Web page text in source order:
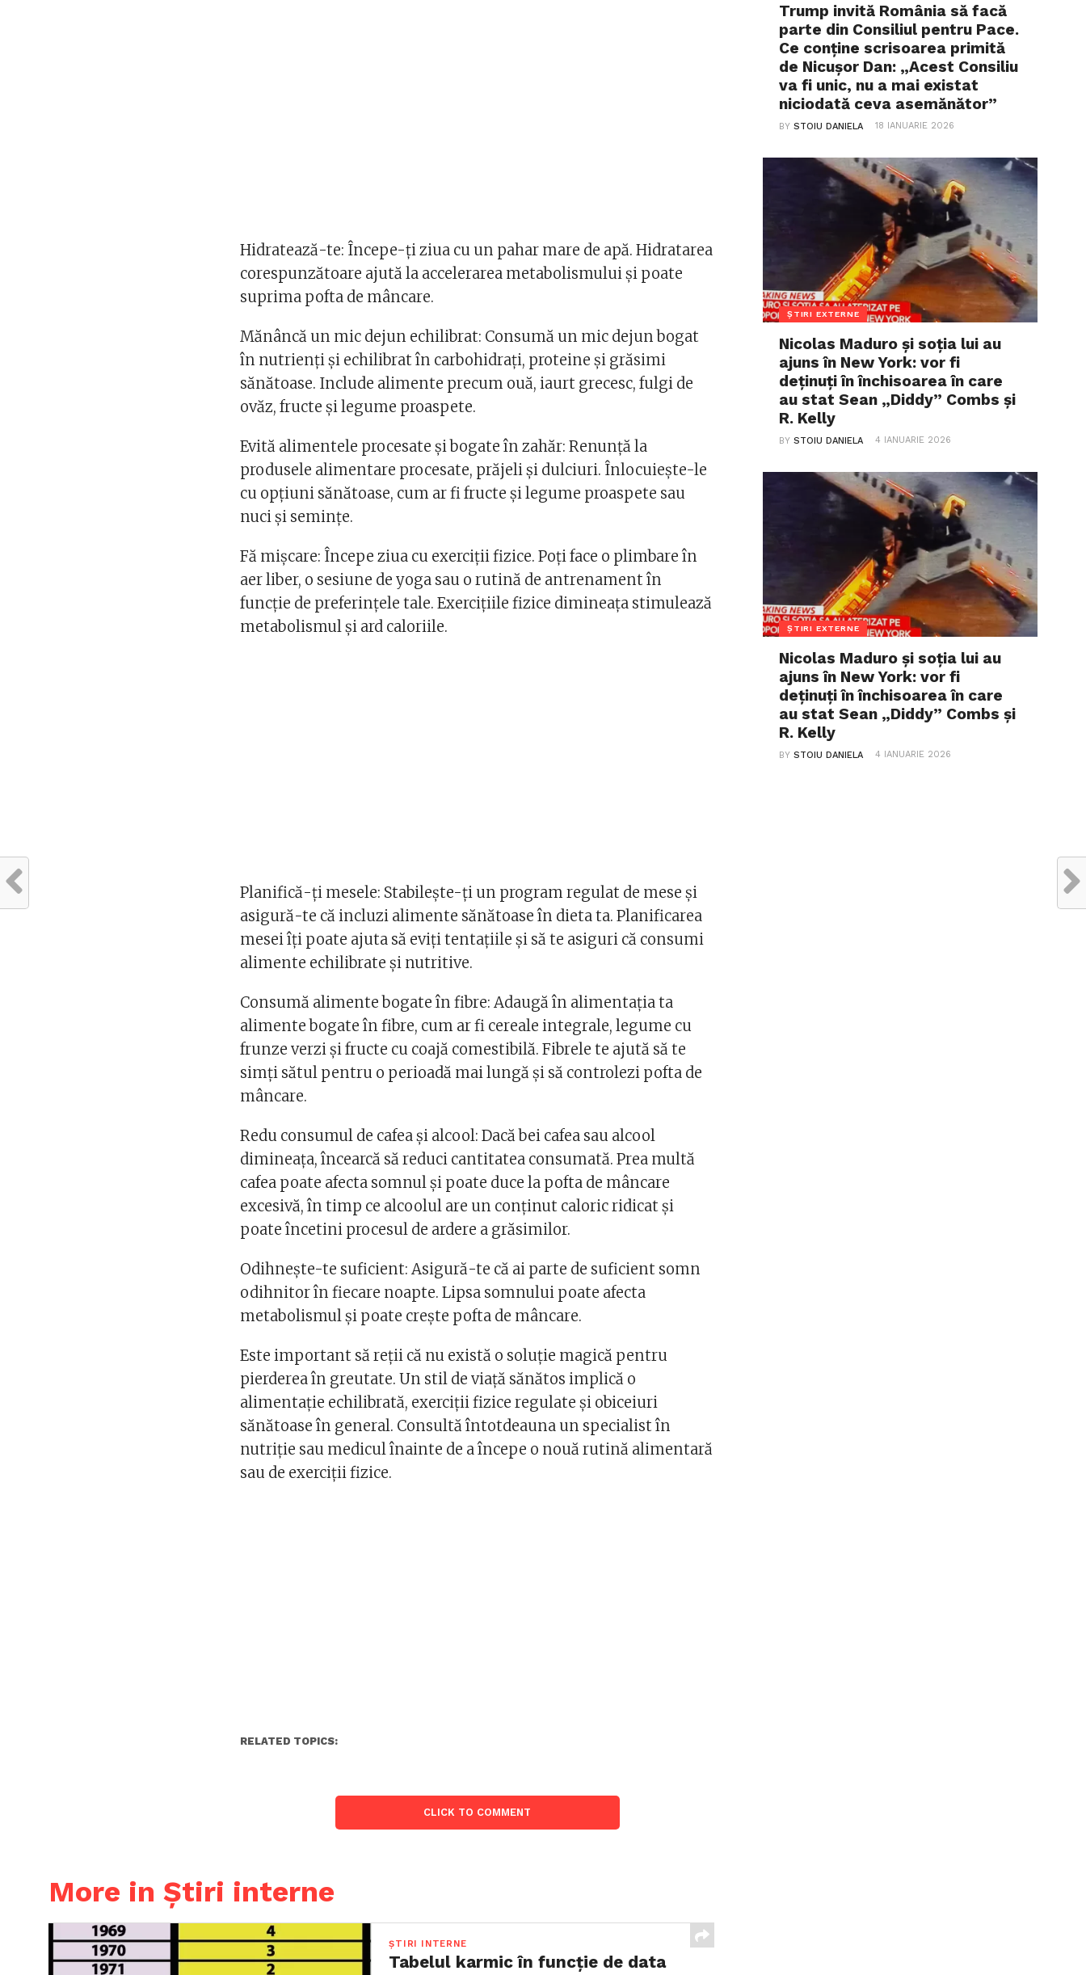
Hidratează-te: Începe-ți ziua cu un pahar mare de apă. Hidratarea
corespunzătoare ajută la accelerarea metabolismului și poate
suprima pofta de mâncare.
Mănâncă un mic dejun echilibrat: Consumă un mic dejun bogat
în nutrienți și echilibrat în carbohidrați, proteine și grăsimi
sănătoase. Include alimente precum ouă, iaurt grecesc, fulgi de
ovăz, fructe și legume proaspete.
Evită alimentele procesate și bogate în zahăr: Renunță la
produsele alimentare procesate, prăjeli și dulciuri. Înlocuiește-le
cu opțiuni sănătoase, cum ar fi fructe și legume proaspete sau
nuci și semințe.
Fă mișcare: Începe ziua cu exerciții fizice. Poți face o plimbare în
aer liber, o sesiune de yoga sau o rutină de antrenament în
funcție de preferințele tale. Exercițiile fizice dimineața stimulează
metabolismul și ard caloriile.
Planifică-ți mesele: Stabilește-ți un program regulat de mese și
asigură-te că incluzi alimente sănătoase în dieta ta. Planificarea
mesei îți poate ajuta să eviți tentațiile și să te asiguri că consumi
alimente echilibrate și nutritive.
Consumă alimente bogate în fibre: Adaugă în alimentația ta
alimente bogate în fibre, cum ar fi cereale integrale, legume cu
frunze verzi și fructe cu coajă comestibilă. Fibrele te ajută să te
simți sătul pentru o perioadă mai lungă și să controlezi pofta de
mâncare.
Redu consumul de cafea și alcool: Dacă bei cafea sau alcool
dimineața, încearcă să reduci cantitatea consumată. Prea multă
cafea poate afecta somnul și poate duce la pofta de mâncare
excesivă, în timp ce alcoolul are un conținut caloric ridicat și
poate încetini procesul de ardere a grăsimilor.
Odihnește-te suficient: Asigură-te că ai parte de suficient somn
odihnitor în fiecare noapte. Lipsa somnului poate afecta
metabolismul și poate crește pofta de mâncare.
Este important să reții că nu există o soluție magică pentru
pierderea în greutate. Un stil de viață sănătos implică o
alimentație echilibrată, exerciții fizice regulate și obiceiuri
sănătoase în general. Consultă întotdeauna un specialist în
nutriție sau medicul înainte de a începe o nouă rutină alimentară
sau de exerciții fizice.
RELATED TOPICS:
CLICK TO COMMENT
More in Știri interne
ȘTIRI INTERNE
Tabelul karmic în funcție de data
Trump invită România să facă
parte din Consiliul pentru Pace.
Ce conține scrisoarea primită
de Nicușor Dan: „Acest Consiliu
va fi unic, nu a mai existat
niciodată ceva asemănător”
BYSTOIU DANIELA 18 IANUARIE 2026
ȘTIRI EXTERNE
Nicolas Maduro și soția lui au
ajuns în New York: vor fi
deținuți în închisoarea în care
au stat Sean „Diddy” Combs și
R. Kelly
BYSTOIU DANIELA 4 IANUARIE 2026
ȘTIRI EXTERNE
Nicolas Maduro și soția lui au
ajuns în New York: vor fi
deținuți în închisoarea în care
au stat Sean „Diddy” Combs și
R. Kelly
BYSTOIU DANIELA 4 IANUARIE 2026